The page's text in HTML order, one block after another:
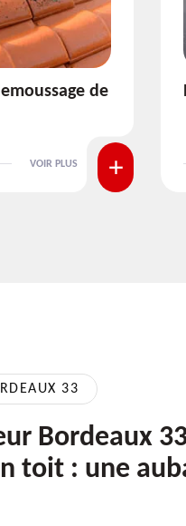
33
VOIR PLUS
33
Bordeaux
toit : une